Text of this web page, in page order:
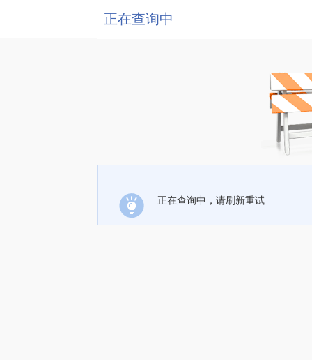
正在查询中
正在查询中，请刷新重试